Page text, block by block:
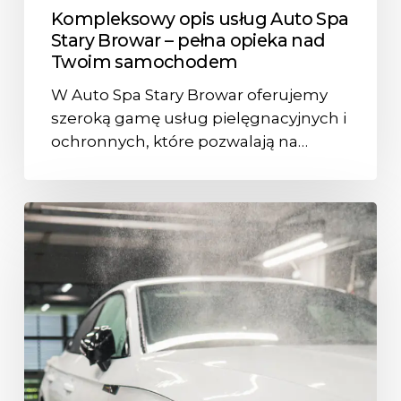
Kompleksowy opis usług Auto Spa
Stary Browar – pełna opieka nad
Twoim samochodem
W Auto Spa Stary Browar oferujemy
szeroką gamę usług pielęgnacyjnych i
ochronnych, które pozwalają na…
Korekta
lakieru
jak
często
wykonywać
i